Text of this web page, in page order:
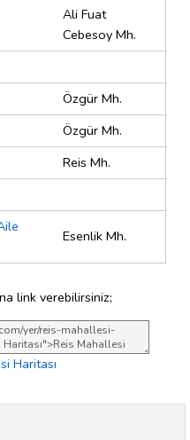
Ali Fuat
Cebesoy Mh.
Özgür Mh.
Özgür Mh.
Reis Mh.
Esenlik Mh.
link verebilirsiniz;
Haritası